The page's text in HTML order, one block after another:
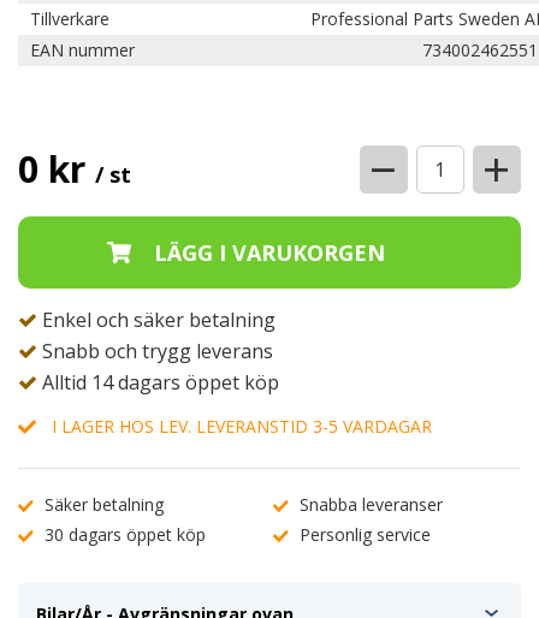
Tillverkare
Professional Parts Sweden
EAN nummer
0 kr / st − +
Enkel och säker betalning
Snabb och trygg leverans
Alltid 14 dagars öppet köp
I LAGER HOS LEV. LEVERANSTID 3-5 VARDAGAR
Säker betalning
Snabba leveranser
30 dagars öppet köp
Personlig service